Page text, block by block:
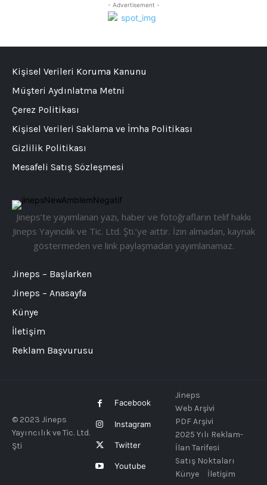
- Advertisement -
Jineps’te yayımlanan yazı, haber ve fotoğrafların telif hakkı
Jineps Yayıncılık ve Tic. Ltd. Şti.’ye aittir. İzin almadan, kaynak
göstermeden ve link paylaşmadan yayımlanamaz.
Jineps – Başlarken
Jineps – Anasayfa
Künye
İletişim
Reklam Başvurusu
Kişisel Verileri Koruma Kanunu
Müşteri Aydınlatma Metni
Çerez Politikası
Kişisel Verileri Saklama ve İmha Politikası
Gizlilik Politikası
Mesafeli Satış Sözleşmesi
© 2023 Jineps
Yayıncılık ve Tic. Ltd.
Şti
Facebook
Instagram
Twitter
Youtube
Jineps
Web Arşivi
PDF Arşivi
2025 Yılı Reklam-
İlan Tarifesi
Satış Noktaları
Künye
İletişim